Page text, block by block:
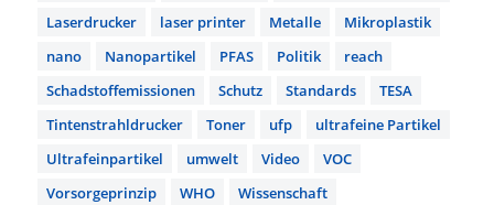
Laserdrucker
laser printer Metalle
Mikroplastik
nano
Nanopartikel PFAS Politik
reach
Schadstoffemissionen
Schutz Standards
TESA
Tintenstrahldrucker
Toner ufp
ultrafeine Partikel
Ultrafeinpartikel
umwelt Video
VOC
Vorsorgeprinzip
WHO Wissenschaft